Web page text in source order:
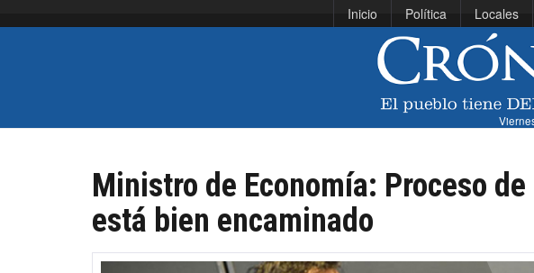
Inicio Política Locales
Ministro de Economía: Proceso de
está bien encaminado